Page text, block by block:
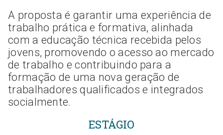
A proposta é garantir uma experiência de
trabalho prática e formativa, alinhada
com a educação técnica recebida pelos
jovens, promovendo o acesso ao mercado
de trabalho e contribuindo para a
formação de uma nova geração de
trabalhadores qualificados e integrados
socialmente.
ESTÁGIO